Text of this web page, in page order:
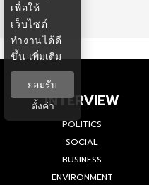
INTERVIEW
POLITICS
SOCIAL
BUSINESS
ENVIRONMENT
เพื่อให้
เว็บไซต์
ทำงานได้ดี
ขึ้นเพิ่มเติม
ยอมรับ
ตั้งค่า